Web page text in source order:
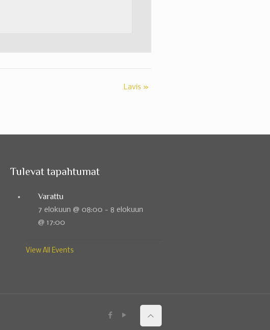
Lavis »
Tulevat tapahtumat
Varattu
7 elokuun @ 08:00 - 8 elokuun
@ 17:00
View All Events